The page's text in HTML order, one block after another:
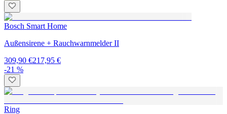
Bosch Smart Home
Außensirene + Rauchwarnmelder II
309,90 €217,95 €
-21 %
Ring